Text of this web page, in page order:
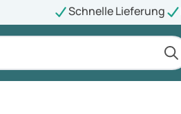
Schnelle Lieferung